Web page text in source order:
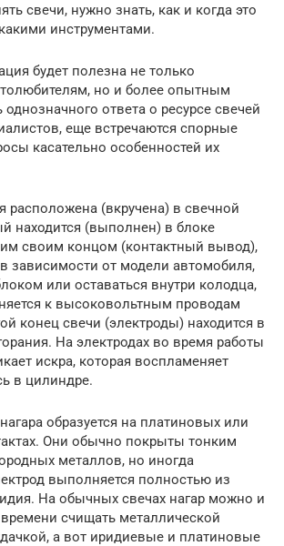
свечи, нужно знать, как и когда это
инструментами.
будет полезна не только
но и более опытным
ответа о ресурсе свечей
еще встречаются спорные
касательно особенностей их
расположена (вкручена) в свечной
находится (выполнен) в блоке
своим концом (контактный вывод),
зависимости от модели автомобиля,
или оставаться внутри колодца,
к высоковольтным проводам
конец свечи (электроды) находится в
На электродах во время работы
искра, которая воспламеняет
в цилиндре.
образуется на платиновых или
Они обычно покрыты тонким
металлов, но иногда
выполняется полностью из
На обычных свечах нагар можно и
счищать металлической
а вот иридиевые и платиновые